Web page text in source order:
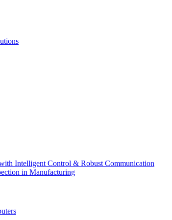
Intelligent Control & Robust Communication
in Manufacturing